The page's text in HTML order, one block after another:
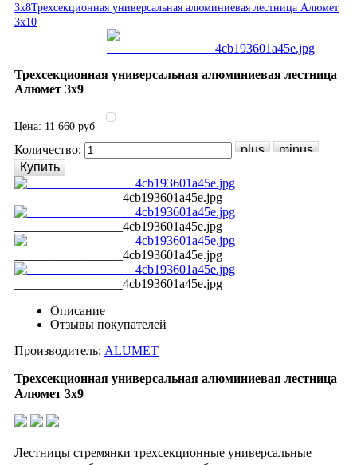
3х8Трехсекционная универсальная алюминиевая лестница Алюмет
3х10
Трехсекционная универсальная алюминиевая лестница
Алюмет 3х9
Цена: 11 660 руб
Количество:
_________________4cb193601a45e.jpg
_________________4cb193601a45e.jpg
_________________4cb193601a45e.jpg
_________________4cb193601a45e.jpg
Описание
Отзывы покупателей
Производитель: ALUMET
Трехсекционная универсальная алюминиевая лестница
Алюмет 3х9
Лестницы стремянки трехсекционные универсальные